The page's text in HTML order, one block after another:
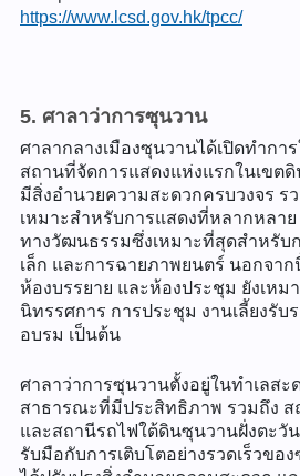
https://www.lcsd.gov.hk/tpcc/
5. ศาลาว่าการซุนวาน
ศาลากลางเมืองซุนวานได้เปิดทำกา
สถานที่จัดการแสดงแห่งแรกในเขต
มีสิ่งอำนวยความสะดวกครบวงจร ร
เหมาะสำหรับการแสดงที่หลากหลา
ทางวัฒนธรรมซึ่งเหมาะที่สุดสำหรับ
เล็ก และการฉายภาพยนตร์ นอกจา
ห้องบรรยาย และห้องประชุม ยังเหม
นิทรรศการ การประชุม งานเลี้ยงรับ
อบรม เป็นต้น
ศาลาว่าการซุนวานตั้งอยู่ในทำเลส
สาธารณะที่มีประสิทธิภาพ รวมถึง
และสถานีรถไฟใต้ดินซุนวานฝั่งตะวั
รับมือกับการเติบโตอย่างรวดเร็วขอ